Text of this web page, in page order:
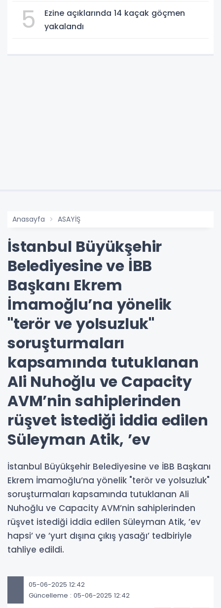
5
Ezine açıklarında 14 kaçak göçmen
yakalandı
Anasayfa ASAYİŞ
İstanbul Büyükşehir
Belediyesine ve İBB
Başkanı Ekrem
İmamoğlu’na yönelik
"terör ve yolsuzluk"
soruşturmaları
kapsamında tutuklanan
Ali Nuhoğlu ve Capacity
AVM’nin sahiplerinden
rüşvet istediği iddia edilen
Süleyman Atik, ’ev
İstanbul Büyükşehir Belediyesine ve İBB Başkanı
Ekrem İmamoğlu’na yönelik "terör ve yolsuzluk"
soruşturmaları kapsamında tutuklanan Ali
Nuhoğlu ve Capacity AVM’nin sahiplerinden
rüşvet istediği iddia edilen Süleyman Atik, ’ev
hapsi’ ve ’yurt dışına çıkış yasağı’ tedbiriyle
tahliye edildi.
05-06-2025 12:42
Güncelleme : 05-06-2025 12:42